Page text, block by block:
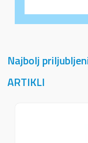
Najbolj
ARTIKLI